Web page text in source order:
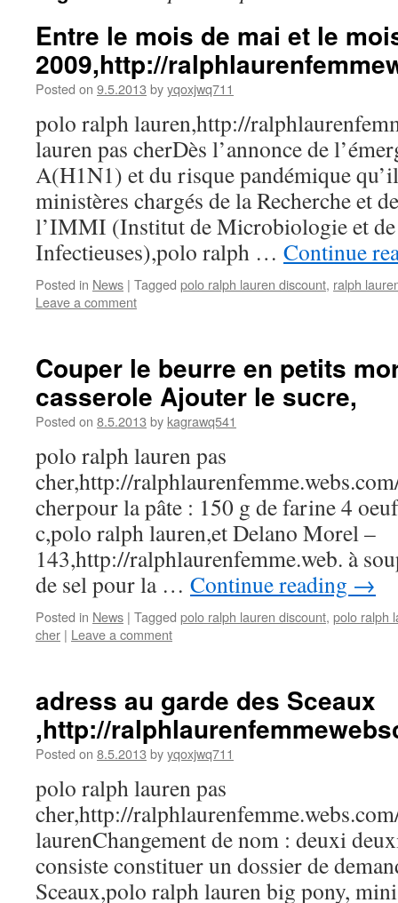
Entre le mois de mai et le
2009,http://
Posted on 9.5.2013 byyqoxjwq711
polo ralph lauren,http://
lauren pas cherDès l’annonce de
A(H1N1) et du risque pandémique
ministères chargés de la Recherche et
l’IMMI (Institut de Microbiologie et
Infectieuses),polo ralph … Continue
Posted in News | Tagged polo ralph lauren discount, ralph
Leave a comment
Couper le beurre en petits
casserole Ajouter le sucre,
Posted on 8.5.2013 by kagrawq541
polo ralph lauren pas
cher,http://
cherpour la pâte : 150 g de farine 4
c,polo ralph lauren,et Delano Morel –
143,http://ralphlaurenfemme.web. à
de sel pour la … Continue reading →
Posted in News | Tagged polo ralph lauren discount, polo ralph
cher | Leave a comment
adress au garde des Sceaux
,http://
Posted on 8.5.2013 byyqoxjwq711
polo ralph lauren pas
cher,http://
laurenChangement de nom : deuxi
consiste constituer un dossier de
Sceaux,polo ralph lauren big pony,